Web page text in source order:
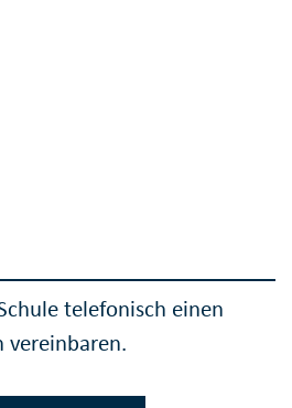
telefonisch einen
vereinbaren.